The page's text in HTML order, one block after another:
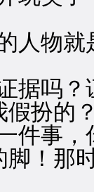
物就
？证
扮的
事，
！那